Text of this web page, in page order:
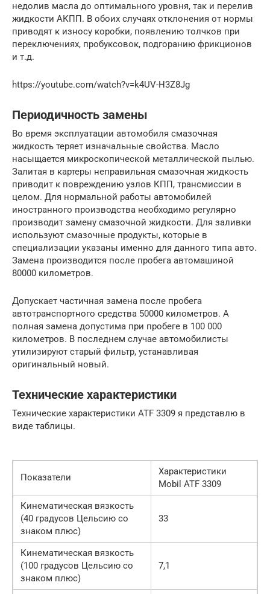
недолив масла до оптимального уровня, так и перелив
жидкости АКПП. В обоих случаях отклонения от нормы
приводят к износу коробки, появлению толчков при
переключениях, пробуксовок, подгоранию фрикционов
и т.д.
https://youtube.com/watch?v=k4UV-H3Z8Jg
Периодичность замены
Во время эксплуатации автомобиля смазочная
жидкость теряет изначальные свойства. Масло
насыщается микроскопической металлической пылью.
Залитая в картеры неправильная смазочная жидкость
приводит к повреждению узлов КПП, трансмиссии в
целом. Для нормальной работы автомобилей
иностранного производства необходимо регулярно
производит замену смазочной жидкости. Для заливки
используют смазочные продукты, которые в
специализации указаны именно для данного типа авто.
Замена производится после пробега автомашиной
80000 километров.
Допускает частичная замена после пробега
автотранспортного средства 50000 километров. А
полная замена допустима при пробеге в 100 000
километров. В последнем случае автомобилисты
утилизируют старый фильтр, устанавливая
оригинальный новый.
Технические характеристики
Технические характеристики ATF 3309 я представлю в
виде таблицы.
Показатели
Характеристики
Mobil ATF 3309
Кинематическая вязкость
(40 градусов Цельсию со
знаком плюс)
33
Кинематическая вязкость
(100 градусов Цельсию со
знаком плюс)
7,1